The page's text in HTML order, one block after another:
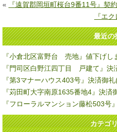
«
『遠賀郡岡垣町桜台9番11号』契
『エ
最近の
『小倉北区富野台 売地』値下げし
『門司区白野江四丁目 戸建て』決
『第3マナーハウス403号』決済御
『苅田町大字南原1635番地4』決済
『フローラルマンション藤松503号
カテゴ